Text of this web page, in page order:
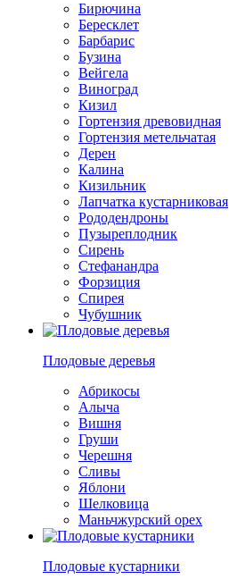
Бирючина
Бересклет
Барбарис
Бузина
Вейгела
Виноград
Кизил
Гортензия древовидная
Гортензия метельчатая
Дерен
Калина
Кизильник
Лапчатка кустарниковая
Рододендроны
Пузыреплодник
Сирень
Стефанандра
Форзиция
Спирея
Чубушник
Плодовые деревья
Абрикосы
Алыча
Вишня
Груши
Черешня
Сливы
Яблони
Шелковица
Маньчжурский орех
Плодовые кустарники